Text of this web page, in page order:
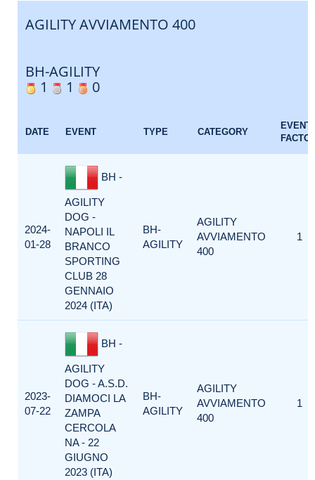
AGILITY AVVIAMENTO 400
BH-AGILITY
1
1 0
DATE EVENT TYPE CATEGORY
EVENT
2024-
01-28
BH -
AGILITY
DOG -
NAPOLI IL
BRANCO
SPORTING
CLUB 28
GENNAIO
2024 (ITA)
BH-
AGILITY
AGILITY
AVVIAMENTO
400
1
2023-
07-22
BH -
AGILITY
DOG - A.S.D.
DIAMOCI LA
ZAMPA
CERCOLA
NA - 22
GIUGNO
2023 (ITA)
BH-
AGILITY
AGILITY
AVVIAMENTO
400
1